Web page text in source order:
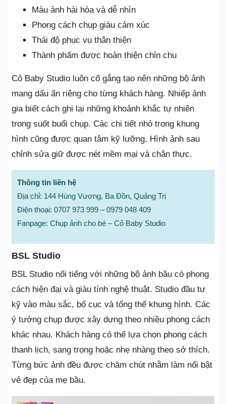
Màu ảnh hài hòa và dễ nhìn
Phong cách chụp giàu cảm xúc
Thái độ phục vụ thân thiện
Thành phẩm được hoàn thiện chỉn chu
Cỏ Baby Studio luôn cố gắng tạo nên những bộ ảnh
mang dấu ấn riêng cho từng khách hàng. Nhiếp ảnh
gia biết cách ghi lại những khoảnh khắc tự nhiên
trong suốt buổi chụp. Các chi tiết nhỏ trong khung
hình cũng được quan tâm kỹ lưỡng. Hình ảnh sau
chỉnh sửa giữ được nét mềm mại và chân thực.
Thông tin liên hệ
Địa chỉ: 144 Hùng Vương, Ba Đồn, Quảng Trị
Điện thoại: 0707 973 999 – 0979 048 409
Fanpage: Chụp ảnh cho bé – Cỏ Baby Studio
BSL Studio
BSL Studio nổi tiếng với những bộ ảnh bầu có phong
cách hiện đại và giàu tính nghệ thuật. Studio đầu tư
kỹ vào màu sắc, bố cục và tổng thể khung hình. Các
ý tưởng chụp được xây dựng theo nhiều phong cách
khác nhau. Khách hàng có thể lựa chọn phong cách
thanh lịch, sang trọng hoặc nhẹ nhàng theo sở thích.
Từng bức ảnh đều được chăm chút nhằm làm nổi bật
vẻ đẹp của mẹ bầu.